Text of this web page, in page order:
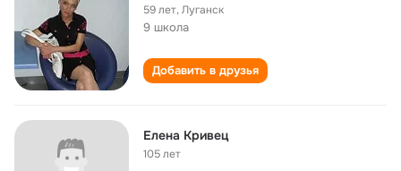
59 лет,Луганск
9 школа
Добавить в друзья
Елена Кривец
105 лет